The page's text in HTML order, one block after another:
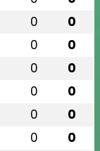
0 0
0 0
0 0
0 0
0 0
0 0